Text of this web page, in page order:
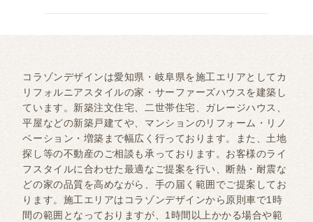
コラゾンデザインは愛知県・岐阜県を施工エリアとしてカ
リフォルニアスタイルの家・サーファーズハウスを建築し
ています。新築注文住宅、二世帯住宅、ガレージハウス、
平屋などの新築戸建てや、マンションのリフォーム・リノ
ベーション・増築まで幅広く行っております。また、土地
探し等の不動産のご相談も承っております。お客様のライ
フスタイルに合わせた最適なご提案を行い、断熱・耐震な
どの家の品質を高めながら、手の届く範囲でご提案してお
ります。施工エリアはコラゾンデザインから原則車で1時
間の範囲となっておりますが、1時間以上かかる場合や範